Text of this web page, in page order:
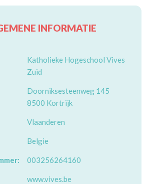
INFORMATIE
Katholieke Hogeschool Vives
Zuid
Doorniksesteenweg 145
8500 Kortrijk
Vlaanderen
Belgie
003256264160
www.vives.be